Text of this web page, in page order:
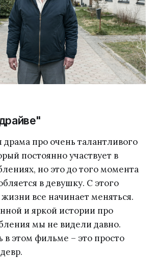
про очень талантливого
постоянно участвует в
но это до того момента
в девушку. С этого
все начинает меняться.
и яркой истории про
мы не видели давно.
в этом фильме – это просто